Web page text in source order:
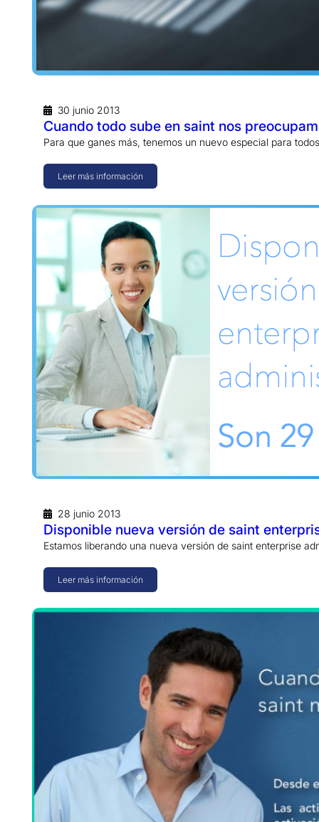
30 junio 2013
Cuando todo sube en saint nos
Para que ganes más, tenemos un nuevo especial para
Leer más información
28 junio 2013
Disponible nueva versión de saint
Estamos liberando una nueva versión de saint enterprise
Leer más información